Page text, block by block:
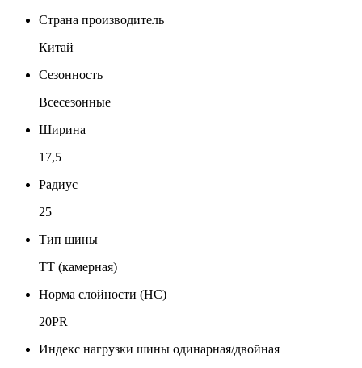
Страна производитель
Китай
Сезонность
Всесезонные
Ширина
17,5
Радиус
25
Тип шины
TT (камерная)
Норма слойности (НС)
20PR
Индекс нагрузки шины одинарная/двойная